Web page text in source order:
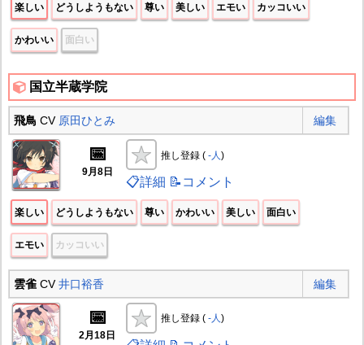
楽しい どうしようもない 尊い 美しい エモい カッコいい
かわいい 面白い
国立半蔵学院
飛鳥 CV 原田ひとみ 編集
📅
9月8日
推し登録 ( -人 )
📋詳細 📝コメント
楽しい どうしようもない 尊い かわいい 美しい 面白い
エモい カッコいい
雲雀CV井口裕香 編集
📅
2月18日
推し登録 ( -人)